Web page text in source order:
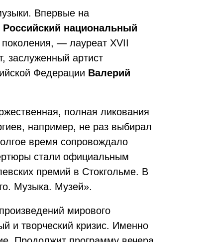
Впервые на
Российский национальный
поколения, — лауреат XVII
заслуженный артист
Федерации Валерий
полная ликования
например, не раз выбирал
время сопровождало
стали официальным
премий в Стокгольме. В
Музыка. Музей».
мирового
и творческий кризис. Именно